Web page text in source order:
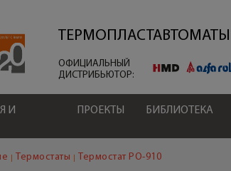
содержанию
ТЕРМОПЛАСТАВТОМАТЫ
ОФИЦИАЛЬНЫЙ
ДИСТРИБЬЮТОР:
И
ПРОЕКТЫ БИБЛИОТЕКА
Термостаты Термостат PO-910